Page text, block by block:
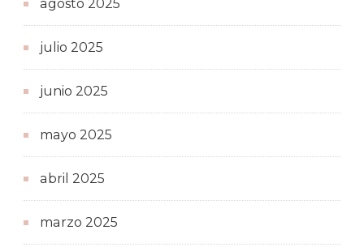
agosto 2025
julio 2025
junio 2025
mayo 2025
abril 2025
marzo 2025